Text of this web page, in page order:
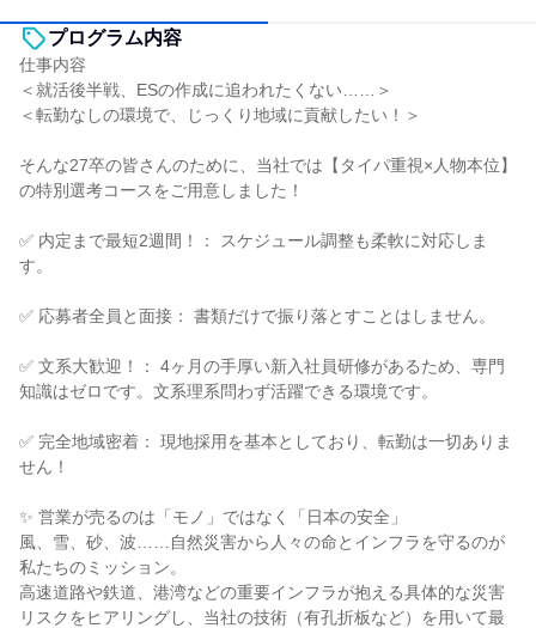
プログラム内容
仕事内容
＜就活後半戦、ESの作成に追われたくない……＞
＜転勤なしの環境で、じっくり地域に貢献したい！＞
そんな27卒の皆さんのために、当社では【タイパ重視×人物本位】
の特別選考コースをご用意しました！
✅ 内定まで最短2週間！： スケジュール調整も柔軟に対応しま
す。
✅ 応募者全員と面接： 書類だけで振り落とすことはしません。
✅ 文系大歓迎！： 4ヶ月の手厚い新入社員研修があるため、専門
知識はゼロです。文系理系問わず活躍できる環境です。
✅ 完全地域密着： 現地採用を基本としており、転勤は一切ありま
せん！
✨ 営業が売るのは「モノ」ではなく「日本の安全」
風、雪、砂、波……自然災害から人々の命とインフラを守るのが
私たちのミッション。
高速道路や鉄道、港湾などの重要インフラが抱える具体的な災害
リスクをヒアリングし、当社の技術（有孔折板など）を用いて最